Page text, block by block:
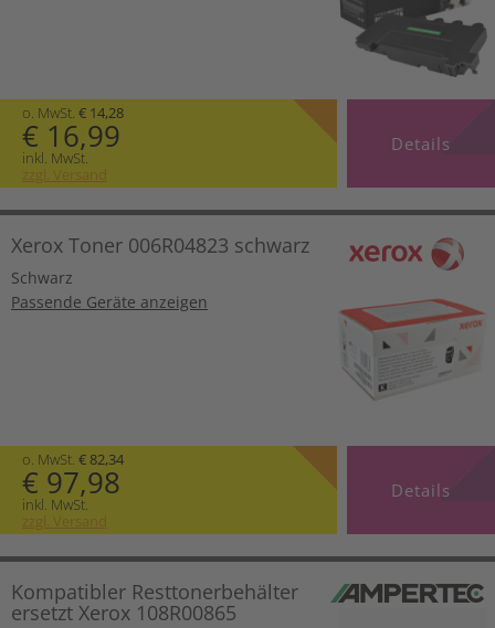
o. MwSt. € 14,28
€ 16,99
inkl. MwSt.
zzgl. Versand
Details
Xerox Toner 006R04823 schwarz
Schwarz
Passende Geräte anzeigen
o. MwSt. € 82,34
€ 97,98
inkl. MwSt.
zzgl. Versand
Details
Kompatibler Resttonerbehälter
ersetzt Xerox 108R00865